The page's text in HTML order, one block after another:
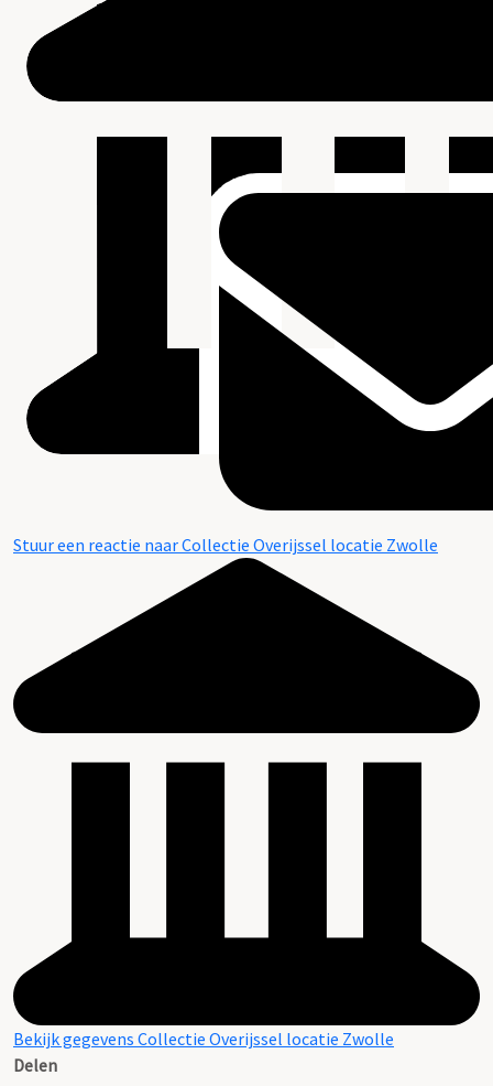
Stuur een reactie naar Collectie Overijssel locatie Zwolle
Bekijk gegevens Collectie Overijssel locatie Zwolle
Delen